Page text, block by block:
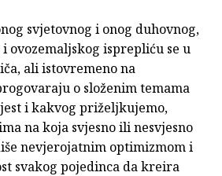
svjetovnog i onog duhovnog,
i ovozemaljskog isprepliću se u
ali istovremeno na
o složenim temama
i kakvog priželjkujemo,
na koja svjesno ili nesvjesno
nevjerojatnim optimizmom i
svakog pojedinca da kreira